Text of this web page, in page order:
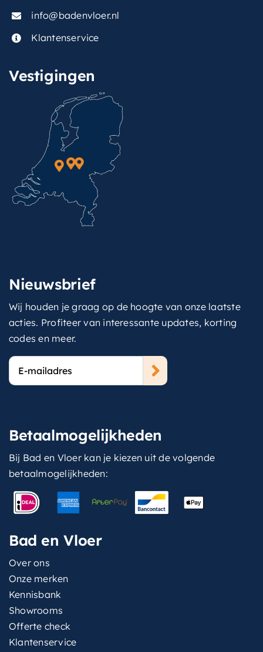
info@badenvloer.nl
Klantenservice
Vestigingen
Nieuwsbrief
Wij houden je graag op de hoogte van onze laatste
acties. Profiteer van interessante updates, korting
codes en meer.
E-
mailadres
Betaalmogelijkheden
Bij Bad en Vloer kan je kiezen uit de volgende
betaalmogelijkheden:
Bad en Vloer
Over ons
Onze merken
Kennisbank
Showrooms
Offerte check
Klantenservice